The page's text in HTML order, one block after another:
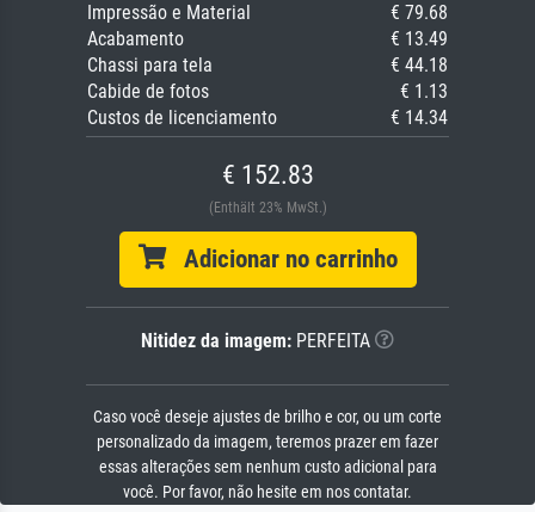
Impressão e Material
€ 79.68
Acabamento
€ 13.49
Chassi para tela
€ 44.18
Cabide de fotos
€ 1.13
Custos de licenciamento
€ 14.34
€ 152.83
(Enthält 23% MwSt.)
Adicionar no carrinho
Nitidez da imagem: PERFEITA
Caso você deseje ajustes de brilho e cor, ou um corte
personalizado da imagem, teremos prazer em fazer
essas alterações sem nenhum custo adicional para
você. Por favor, não hesite em nos contatar.